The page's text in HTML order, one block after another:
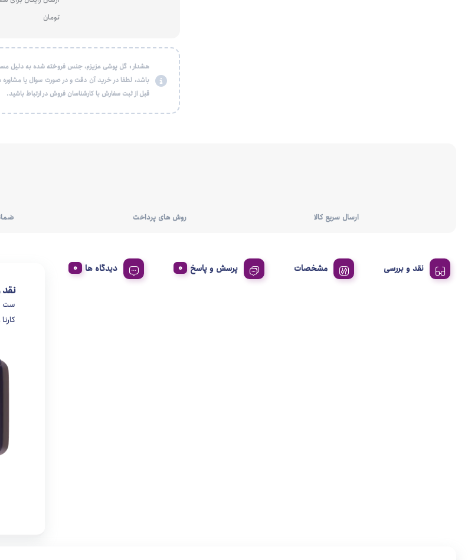
تومان
هشدار : گل پوشی عزیزم، جنس فروخته شده به دلیل
باشد، لطفا در خرید آن دقت و در صورت سوال یا
قبل از ثبت سفارش با کارشناسان فروش در ارتباط باشید.
ارسال سریع کالا روش های پرداخت
نقد و بررسی مشخصات پرسش و پاسخ دیدگاه ها
ست
کارنا